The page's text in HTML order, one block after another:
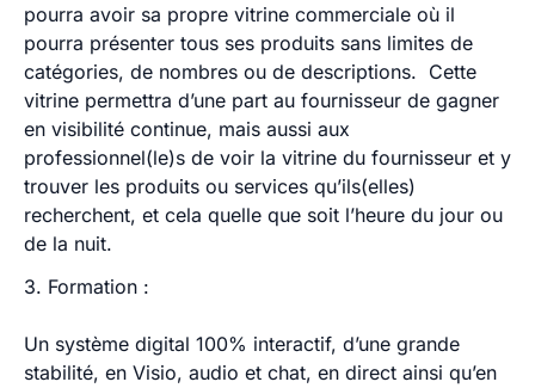
pourra avoir sa propre vitrine commerciale où il
pourra présenter tous ses produits sans limites de
catégories, de nombres ou de descriptions. Cette
vitrine permettra d’une part au fournisseur de gagner
en visibilité continue, mais aussi aux
professionnel(le)s de voir la vitrine du fournisseur et y
trouver les produits ou services qu’ils(elles)
recherchent, et cela quelle que soit l’heure du jour ou
de la nuit.
3. Formation :
Un système digital 100% interactif, d’une grande
stabilité, en Visio, audio et chat, en direct ainsi qu’en